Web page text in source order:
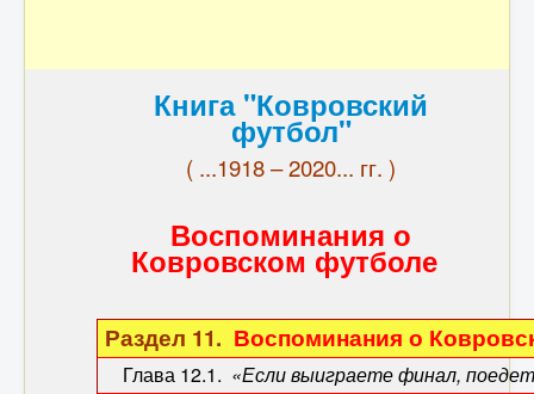
Книга "Ковровский
футбол"
( ...1918 – 2020... гг. )
Воспоминания о
Ковровском футболе
Раздел 11. Воспоминания о
Глава 12.1. «Если выиграете финал,